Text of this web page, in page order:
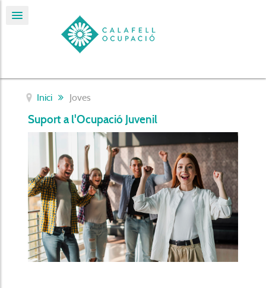
Inici Joves
Suport a l'Ocupació Juvenil